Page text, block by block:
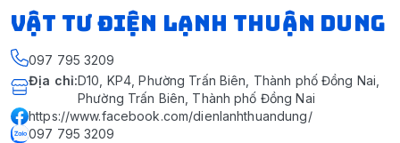
VẬT TƯ ĐIỆN LẠNH THUẬN DUNG
097 795 3209
Địa chỉ:D10, KP4, Phường Trấn Biên, Thành phố Đồng Nai,
Phường Trấn Biên, Thành phố Đồng Nai
https://www.facebook.com/dienlanhthuandung/
097 795 3209